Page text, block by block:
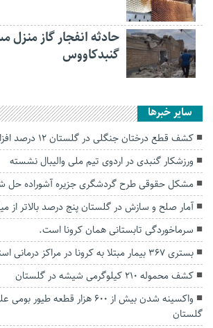
حادثه انفجار گاز منزل
گنبدکاووس
سایر خبرها
کشف قطع درختان جنگلی در گلستان ۱۲ درصد افزایش یافت
ورزشکار گنبدی در اردوی تیم ملی والیبال نشسته
مشکل حقوقی طرح گردشگری جزیره آشوراده حل
آمار صلح و سازش در گلستان پنج درصد بالاتر از
سرماخوردگی تابستانی همان کرونا است.
بستری ۳۶۷ بیمار مبتلا به کرونا در مراکز درمانی استان گلستان
کشف محموله ۲۱۰ کیلوگرمی شیشه در گلستان
واکسینه شدن بیش از ۶۰۰ هزار قطعه
گلستان